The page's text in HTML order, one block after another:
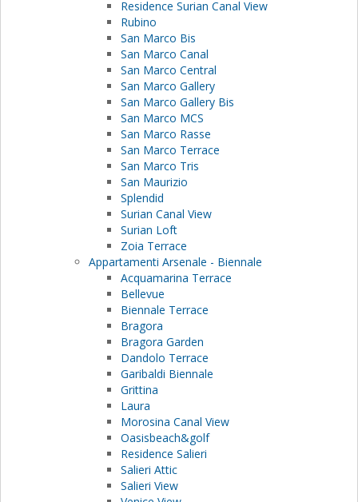
Residence Surian Canal View
Rubino
San Marco Bis
San Marco Canal
San Marco Central
San Marco Gallery
San Marco Gallery Bis
San Marco MCS
San Marco Rasse
San Marco Terrace
San Marco Tris
San Maurizio
Splendid
Surian Canal View
Surian Loft
Zoia Terrace
Appartamenti Arsenale - Biennale
Acquamarina Terrace
Bellevue
Biennale Terrace
Bragora
Bragora Garden
Dandolo Terrace
Garibaldi Biennale
Grittina
Laura
Morosina Canal View
Oasisbeach&golf
Residence Salieri
Salieri Attic
Salieri View